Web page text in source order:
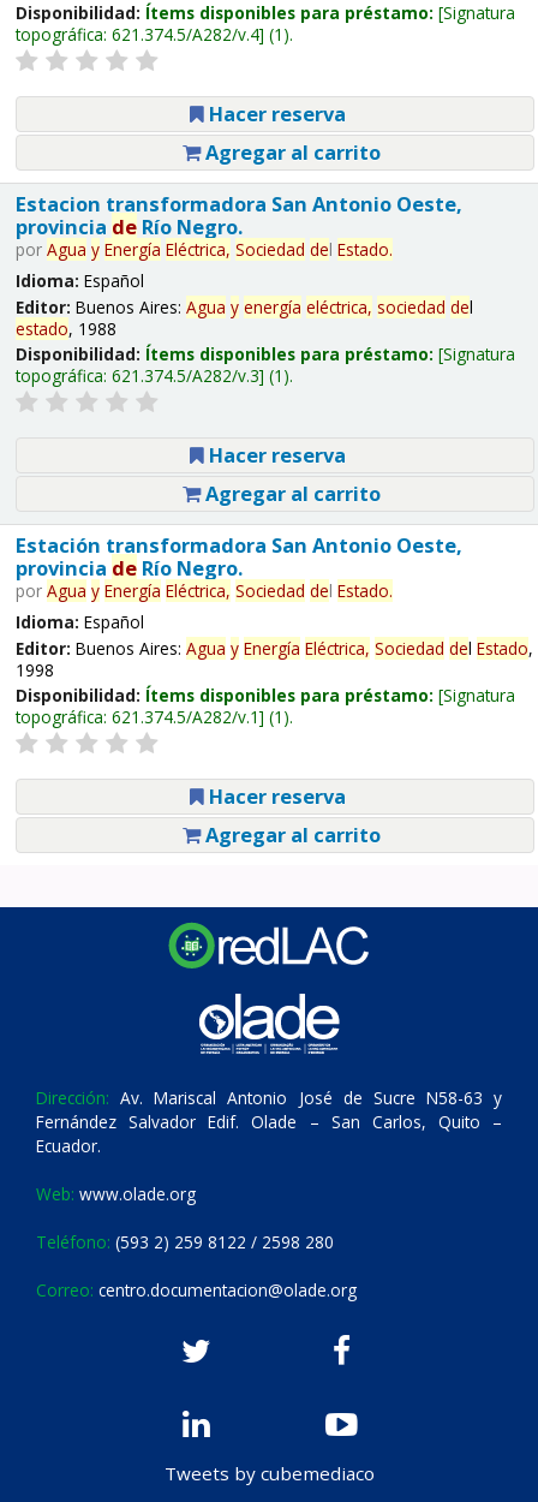
Disponibilidad: Ítems disponibles para préstamo: Signatura
topográfica: 621.374.5/A282/v.4 (1).
Hacer reserva
Agregar al carrito
Estacion transformadora San Antonio Oeste,
provincia deRío Negro.
por Agua y Energía Eléctrica, Sociedad del Estado.
Idioma: Español
Editor: Buenos Aires: Agua y energía eléctrica, sociedad del
estado, 1988
Disponibilidad: Ítems disponibles para préstamo: Signatura
topográfica: 621.374.5/A282/v.3 (1).
Hacer reserva
Agregar al carrito
Estación transformadora San Antonio Oeste,
provincia deRío Negro.
por Agua y Energía Eléctrica, Sociedad del Estado.
Idioma: Español
Editor: Buenos Aires: Agua y Energía Eléctrica, Sociedad del Estado,
1998
Disponibilidad: Ítems disponibles para préstamo: Signatura
topográfica: 621.374.5/A282/v.1 (1).
Hacer reserva
Agregar al carrito
Dirección: Av. Mariscal Antonio José de Sucre N58-63 y
Fernández Salvador Edif. Olade – San Carlos, Quito –
Ecuador.
Web: www.olade.org
Teléfono: (593 2) 259 8122 / 2598 280
Correo: centro.documentacion@olade.org
Tweets by cubemediaco